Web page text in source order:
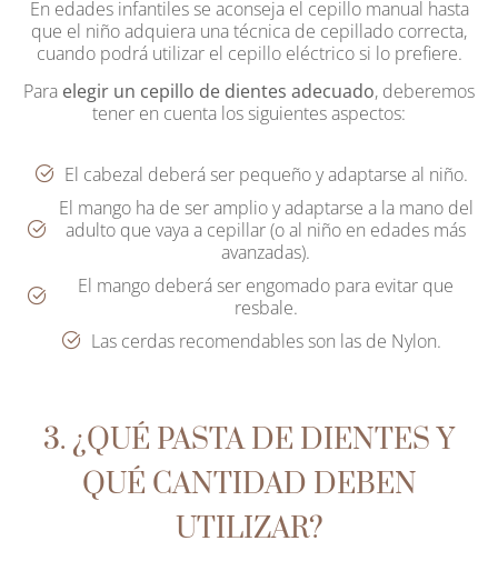
En edades infantiles se aconseja el cepillo manual hasta
que el niño adquiera una técnica de cepillado correcta,
cuando podrá utilizar el cepillo eléctrico si lo prefiere.
Para elegir un cepillo de dientes adecuado, deberemos
tener en cuenta los siguientes aspectos:
El cabezal deberá ser pequeño y adaptarse al niño.
El mango ha de ser amplio y adaptarse a la mano del
adulto que vaya a cepillar (o al niño en edades más
avanzadas).
El mango deberá ser engomado para evitar que
resbale.
Las cerdas recomendables son las de Nylon.
3. ¿QUÉ PASTA DE DIENTES Y
QUÉ CANTIDAD DEBEN
UTILIZAR?